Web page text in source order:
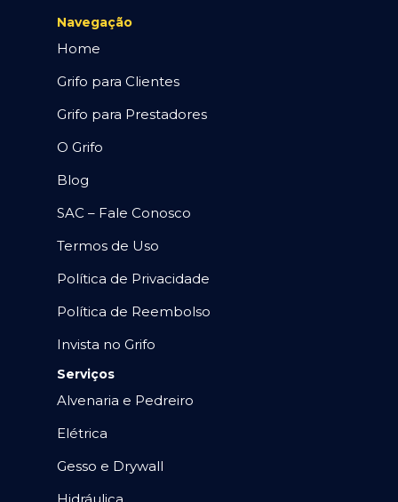
Navegação
Home
Grifo para Clientes
Grifo para Prestadores
O Grifo
Blog
SAC – Fale Conosco
Termos de Uso
Política de Privacidade
Política de Reembolso
Invista no Grifo
Serviços
Alvenaria e Pedreiro
Elétrica
Gesso e Drywall
Hidráulica